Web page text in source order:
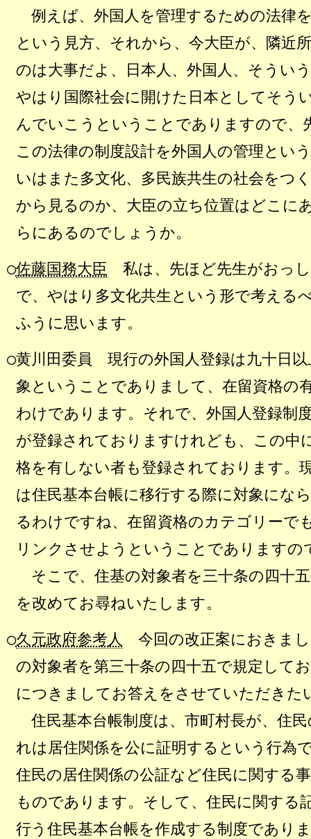
例えば、外国人を管理するための法律
という見方、それから、今大臣が、隣近
のは大事だよ、日本人、外国人、そうい
やはり国際社会に開けた日本としてそう
んでいこうということでありますので、
この法律の制度設計を外国人の管理とい
いはまた多文化、多民族共生の社会をつ
から見るのか、大臣の立ち位置はどこに
らにあるのでしょうか。
○佐藤国務大臣 私は、先ほど先生がおっ
で、やはり多文化共生という形で考える
ふうに思います。
○黄川田委員
現行の外国人登録は九十日
象ということでありまして、在留資格の
わけであります。それで、外国人登録制
が登録されておりますけれども、この中
格を有しない者も登録されております。
は住民基本台帳に移行する際に対象にな
るわけですね、在留資格のカテゴリーで
リンクさせようということでありますの
そこで、住基の対象者を三十条の四十
を改めてお尋ねいたします。
○久元政府参考人
今回の改正案におきま
の対象者を第三十条の四十五で規定して
につきましてお答えをさせていただきた
住民基本台帳制度は、市町村長が、住
れは居住関係を公に証明するという行為
住民の居住関係の公証など住民に関する
ものであります。そして、住民に関する
行う住民基本台帳を作成する制度であり